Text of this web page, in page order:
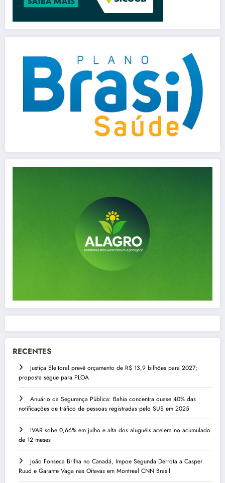
RECENTES
Justiça Eleitoral prevê orçamento de R$ 13,9 bilhões para 2027;
proposta segue para PLOA
Anuário da Segurança Pública: Bahia concentra quase 40% das
notificações de tráfico de pessoas registradas pelo SUS em 2025
IVAR sobe 0,66% em julho e alta dos aluguéis acelera no acumulado
de 12 meses
João Fonseca Brilha no Canadá, Impoe Segunda Derrota a Casper
Ruud e Garante Vaga nas Oitavas em Montreal CNN Brasil